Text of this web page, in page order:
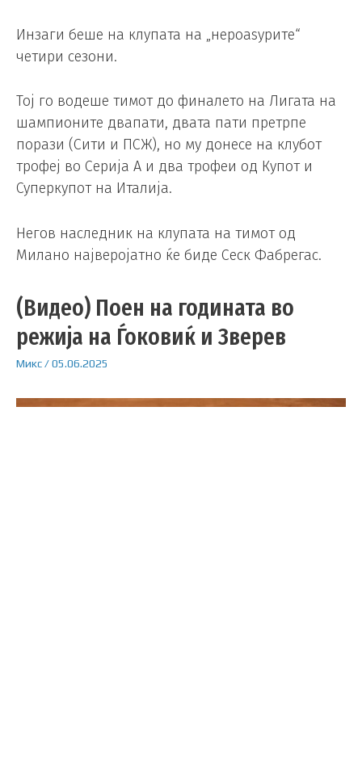
Инзаги беше на клупата на „нероаѕурите“
четири сезони.
Тој го водеше тимот до финалето на Лигата на
шампионите двапати, двата пати претрпе
порази (Сити и ПСЖ), но му донесе на клубот
трофеј во Серија А и два трофеи од Купот и
Суперкупот на Италија.
Негов наследник на клупата на тимот од
Миланo најверојатно ќе биде Сеск Фабрегас.
(Видео) Поен на годината во
режија на Ѓоковиќ и Зверев
Микс/05.06.2025